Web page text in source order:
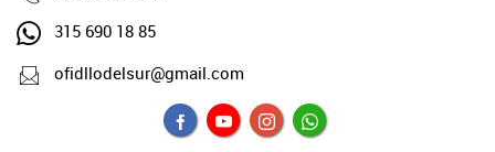
315 690 18 85
ofidllodelsur@gmail.com